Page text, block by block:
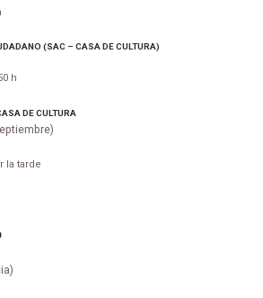
(SAC – CASA DE CULTURA)
h
DE CULTURA
la tarde